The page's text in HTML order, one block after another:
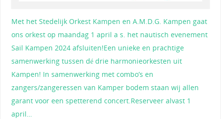
Met het Stedelijk Orkest Kampen en A.M.D.G. Kampen gaat
ons orkest op maandag 1 april a s. het nautisch evenement
Sail Kampen 2024 afsluiten!Een unieke en prachtige
samenwerking tussen dé drie harmonieorkesten uit
Kampen! In samenwerking met combo’s en
zangers/zangeressen van Kamper bodem staan wij allen
garant voor een spetterend concert.Reserveer alvast 1
april…